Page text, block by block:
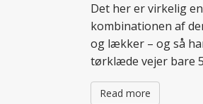
Det her er virkelig
kombinationen af
og lækker – og så
tørklæde vejer bare
Read more